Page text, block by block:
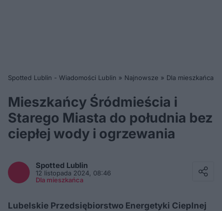
Spotted Lublin - Wiadomości Lublin » Najnowsze » Dla mieszkańca
Mieszkańcy Śródmieścia i
Starego Miasta do południa bez
ciepłej wody i ogrzewania
Spotted Lublin
12 listopada 2024, 08:46
Dla mieszkańca
Lubelskie Przedsiębiorstwo Energetyki Cieplnej